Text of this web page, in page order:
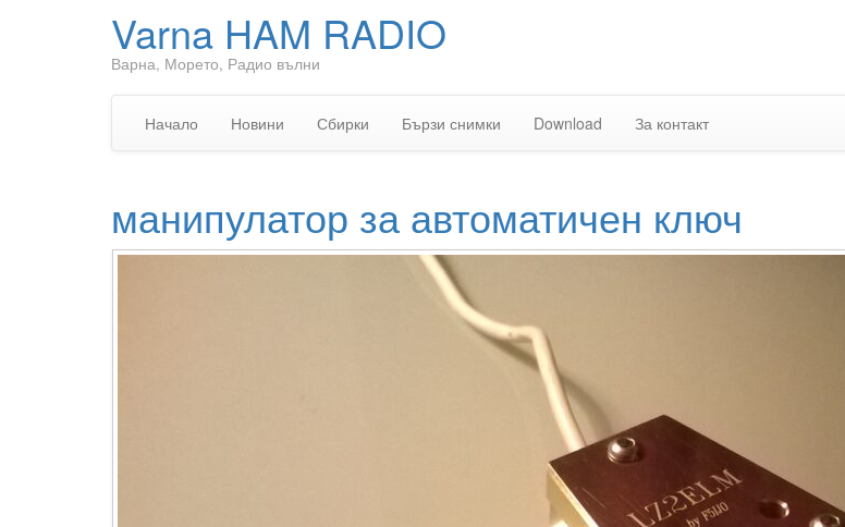
Varna HAM RADIO
Варна, Морето, Радио вълни
Начало Новини Сбирки Бързи снимки Download За контакт
манипулатор за автоматичен ключ